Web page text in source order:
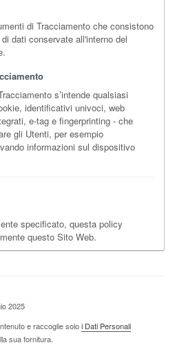
di Tracciamento che consistono
dati conservate all'interno del
s’intende qualsiasi
identificativi univoci, web
e-tag e fingerprinting - che
gli Utenti, per esempio
informazioni sul dispositivo
specificato, questa policy
questo Sito Web.
2025
e raccoglie soloi Dati Personali
sua fornitura.